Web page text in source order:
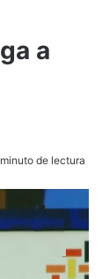
a
de lectura